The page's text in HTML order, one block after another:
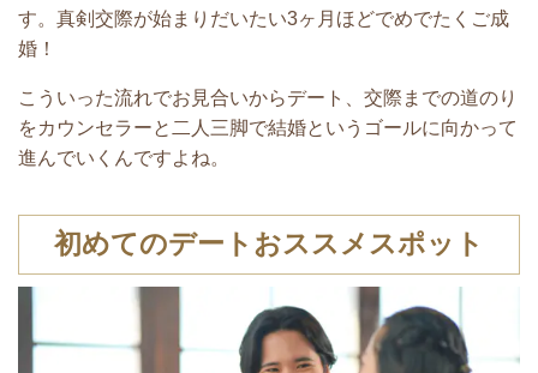
す。真剣交際が始まりだいたい3ヶ月ほどでめでたくご成
婚！
こういった流れでお見合いからデート、交際までの道のり
をカウンセラーと二人三脚で結婚というゴールに向かって
進んでいくんですよね。
初めてのデートおススメスポット